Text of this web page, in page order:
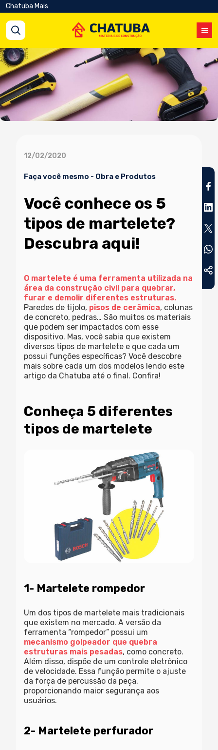
Chatuba Mais
12/02/2020
Faça você mesmo - Obra e Produtos
Você conhece os 5
tipos de martelete?
Descubra aqui!
O martelete é uma ferramenta utilizada na
área da construção civil para quebrar,
furar e demolir diferentes estruturas.
Paredes de tijolo, pisos de cerâmica, colunas
de concreto, pedras… São muitos os materiais
que podem ser impactados com esse
dispositivo. Mas, você sabia que existem
diversos tipos de martelete e que cada um
possui funções específicas? Você descobre
mais sobre cada um dos modelos lendo este
artigo da Chatuba até o final. Confira!
Conheça 5 diferentes
tipos de martelete
1- Martelete rompedor
Um dos tipos de martelete mais tradicionais
que existem no mercado. A versão da
ferramenta “rompedor” possui um
mecanismo golpeador que quebra
estruturas mais pesadas, como concreto.
Além disso, dispõe de um controle eletrônico
de velocidade. Essa função permite o ajuste
da força de percussão da peça,
proporcionando maior segurança aos
usuários.
2- Martelete perfurador